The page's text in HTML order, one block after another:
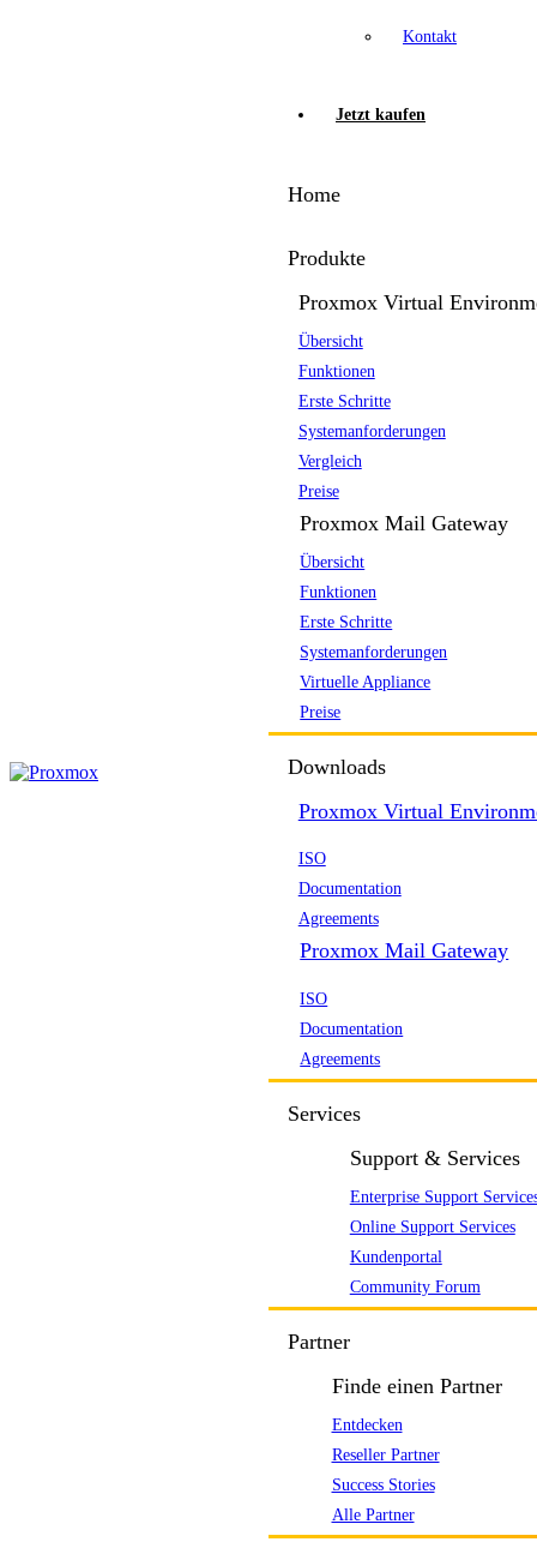
Kontakt
Jetzt kaufen
Home
Produkte
Proxmox Virtual
Übersicht
Funktionen
Erste Schritte
Systemanforderungen
Vergleich
Preise
Proxmox Mail Gateway
Übersicht
Funktionen
Erste Schritte
Systemanforderungen
Virtuelle Appliance
Preise
Downloads
Proxmox Virtual
ISO
Documentation
Agreements
Proxmox Mail Gateway
ISO
Documentation
Agreements
Services
Support & Services
Enterprise Support
Online Support Services
Kundenportal
Community Forum
Partner
Finde einen Partner
Entdecken
Reseller Partner
Success Stories
Alle Partner